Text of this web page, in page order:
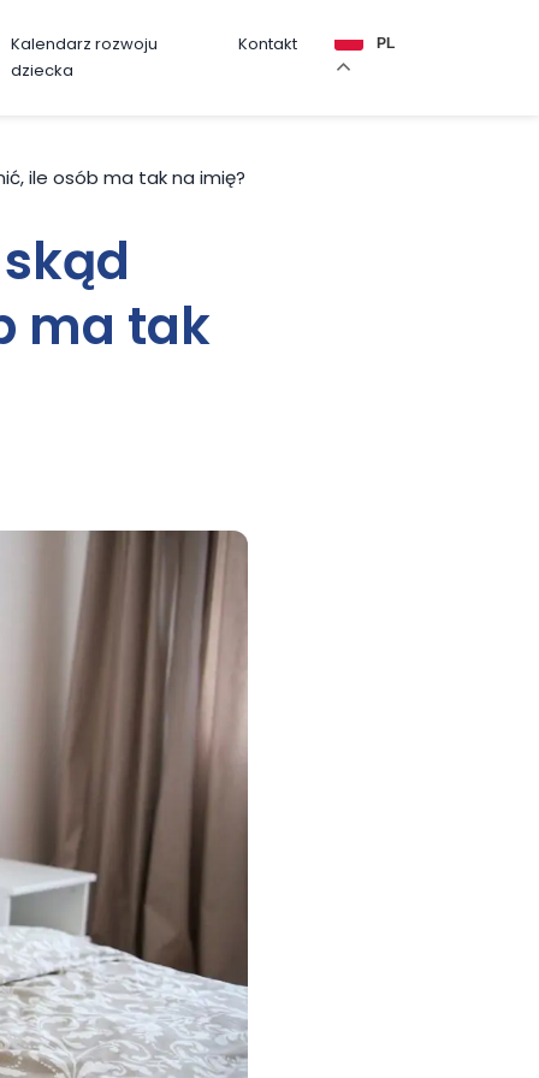
Kalendarz rozwoju
dziecka
Kontakt PL
ile osób ma tak na imię?
ma tak